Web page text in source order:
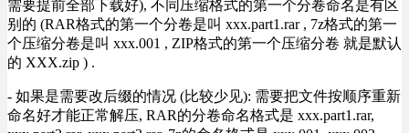
需要提前全部下载好), 不同压缩格式的第一个分卷命名是有区
别的 (RAR格式的第一个分卷是叫 xxx.part1.rar , 7z格式的第一
个压缩分卷是叫 xxx.001 , ZIP格式的第一个压缩分卷 就是默认
的 XXX.zip ) .
- 如果是需要改后缀的情况 (比较少见): 需要把文件按顺序重新
命名好才能正常解压, RAR的分卷命名格式是 xxx.part1.rar,